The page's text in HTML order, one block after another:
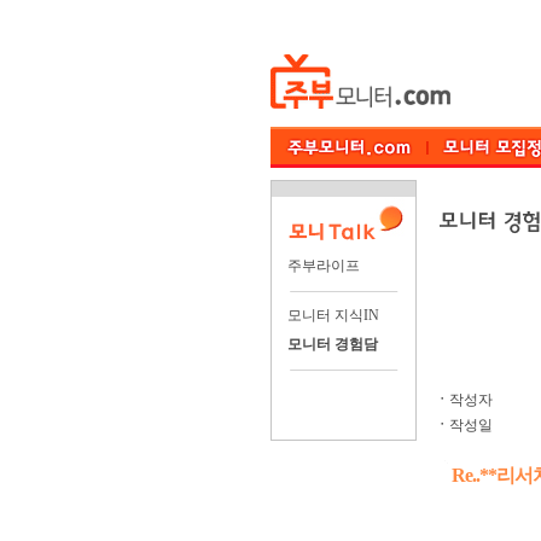
주부라이프
모니터 지식IN
모니터 경험담
ㆍ 작성자
ㆍ 작성일
Re..**리서